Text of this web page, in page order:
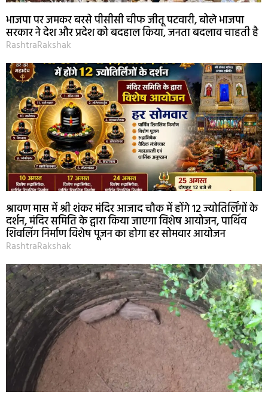
भाजपा पर जमकर बरसे पीसीसी चीफ जीतू पटवारी, बोले भाजपा
सरकार ने देश और प्रदेश को बदहाल किया, जनता बदलाव चाहती है
RashtraRakshak
श्रावण मास में श्री शंकर मंदिर आजाद चौक में होंगे 12 ज्योतिर्लिंगों के
दर्शन, मंदिर समिति के द्वारा किया जाएगा विशेष आयोजन, पार्थिव
शिवलिंग निर्माण विशेष पूजन का होगा हर सोमवार आयोजन
RashtraRakshak